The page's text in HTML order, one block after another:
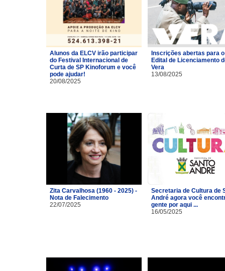
Alunos da ELCV irão participar
do Festival Internacional de
Curta de SP Kinoforum e você
pode ajudar!
20/08/2025
Inscrições abertas para o
Edital de Licenciamento
Vera
13/08/2025
Zita Carvalhosa (1960 - 2025) -
Nota de Falecimento
22/07/2025
Secretaria de Cultura de
André agora você
gente por aqui ...
16/05/2025